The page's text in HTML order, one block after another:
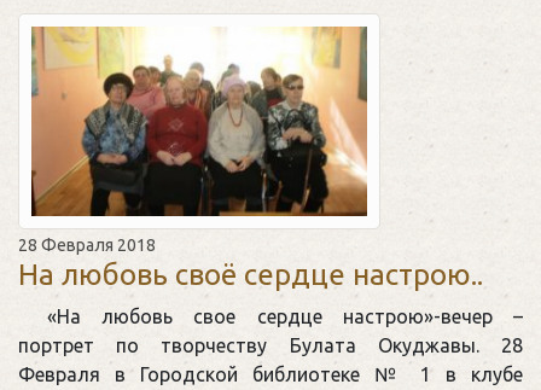
28 Февраля 2018
На любовь своё сердце настрою..
«На любовь свое сердце настрою»-вечер –
портрет по творчеству Булата Окуджавы. 28
Февраля в Городской библиотеке № 1 в клубе